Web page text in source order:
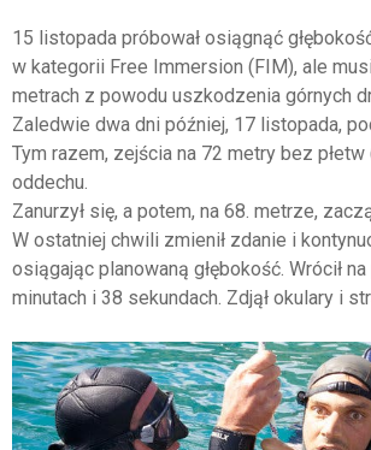
15 listopada próbował osiągnąć
w kategorii Free Immersion (FIM), ale
metrach z powodu uszkodzenia górnych
Zaledwie dwa dni później, 17 listopada,
Tym razem, zejścia na 72 metry bez płetw
oddechu.
Zanurzył się, a potem, na 68. metrze,
W ostatniej chwili zmienił zdanie i
osiągając planowaną głębokość. Wrócił
minutach i 38 sekundach. Zdjął okulary i